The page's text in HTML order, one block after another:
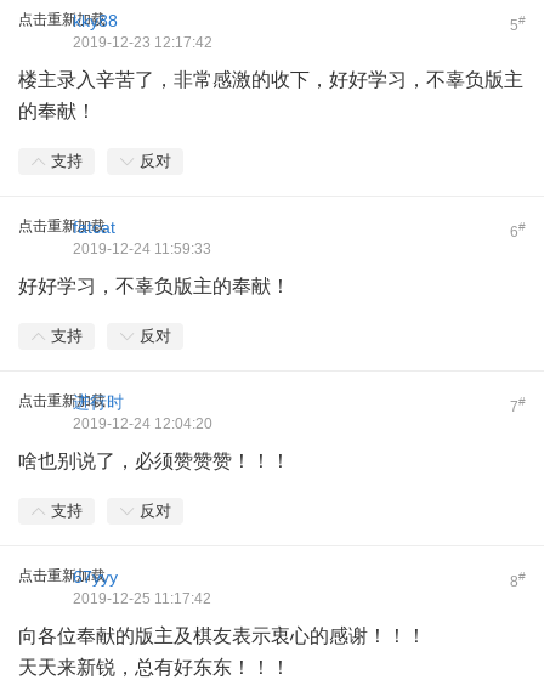
点击重新加载 5#
kky88
2019-12-23 12:17:42
楼主录入辛苦了，非常感激的收下，好好学习，不辜负版主
的奉献！
支持 反对
点击重新加载 6#
fatcat
2019-12-24 11:59:33
好好学习，不辜负版主的奉献！
支持 反对
点击重新加载 7#
进行时
2019-12-24 12:04:20
啥也别说了，必须赞赞赞！！！
支持 反对
点击重新加载 8#
67yyy
2019-12-25 11:17:42
向各位奉献的版主及棋友表示衷心的感谢！！！
天天来新锐，总有好东东！！！